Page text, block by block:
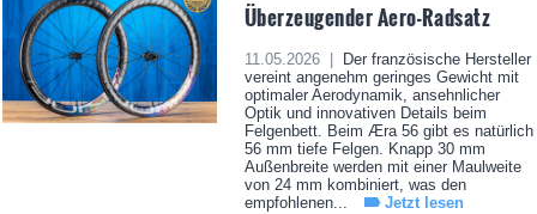
Überzeugender Aero-Radsatz
11.05.2026 |
Der französische Hersteller
vereint angenehm geringes Gewicht mit
optimaler Aerodynamik, ansehnlicher
Optik und innovativen Details beim
Felgenbett. Beim Æra 56 gibt es natürlich
56 mm tiefe Felgen. Knapp 30 mm
Außenbreite werden mit einer Maulweite
von 24 mm kombiniert, was den
empfohlenen...
Jetzt lesen